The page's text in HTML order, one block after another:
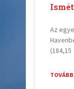
Az
(184,15
TOVÁBB